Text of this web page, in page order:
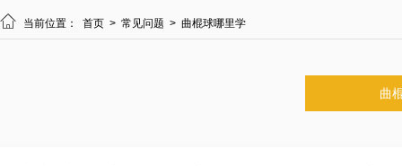
 当前位置： 首页 > 常见问题 > 曲棍球哪里学
曲